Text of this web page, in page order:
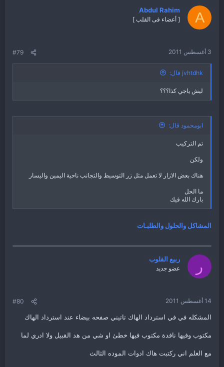
A
Abdul Rahim
[ أعضاء فى القلب ]
3 أغسطس 2011 #79
jvhtdhk قال:
ليش ياجي كذا؟؟؟
ابومحمود قال:
تم التركيب
ولكن
هناك بعض الازار لا تعمل مثل زر التوسيط والتجانب ناحية اليمين واليسار
ما الحل
بارك الله فيك
المشاكل والحلول والطلبـات
ر ربيع القلوب
عضو جديد
14 أغسطس 2011 #80
المشكله في في استرداد الهاك تاتيني صفحه بيضاء عند استرداد الهاك
مكتوب وفيها نافدة مكتوب فيها خطئ او شي من هد القبيل ولا ادري لما
مع الغلم اني ركتبت هاك ادوات الموده الثالث